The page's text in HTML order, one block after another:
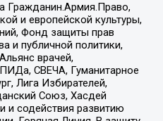
Гражданин.Армия.Право,
и европейской культуры,
Фонд защиты прав
и публичной политики,
врачей,
СВЕЧА, Гуманитарное
Лига Избирателей,
Союз, Хасдей
и содействия развитию